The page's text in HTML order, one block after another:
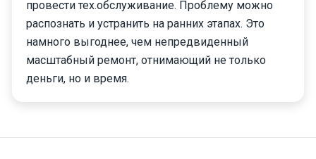
провести тех.обслуживание. Проблему можно
распознать и устранить на ранних этапах. Это
намного выгоднее, чем непредвиденный
масштабный ремонт, отнимающий не только
деньги, но и время.